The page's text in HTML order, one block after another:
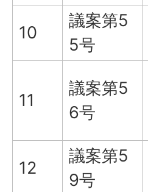
10
議案第5
5号
11
議案第5
6号
12
議案第5
9号